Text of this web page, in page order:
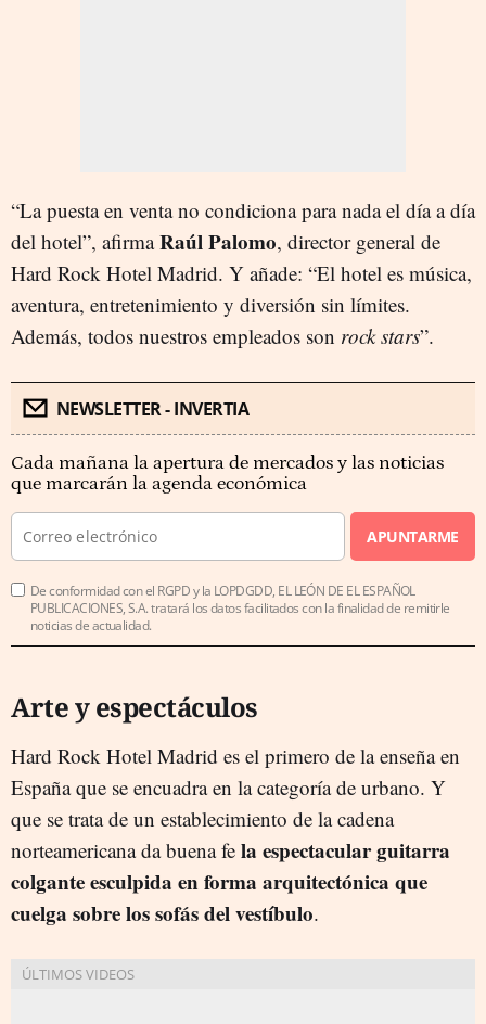
“La puesta en venta no condiciona para nada el día a día
del hotel”, afirmaRaúl Palomo, director general de
Hard Rock Hotel Madrid. Y añade: “El hotel es música,
aventura, entretenimiento y diversión sin límites.
Además, todos nuestros empleados son rock stars”.
NEWSLETTER - INVERTIA
Cada mañana la apertura de mercados y las noticias
que marcarán la agenda económica
APUNTARME
De conformidad con el RGPD y la LOPDGDD, EL LEÓN DE EL ESPAÑOL
PUBLICACIONES, S.A. tratará los datos facilitados con la finalidad de remitirle
noticias de actualidad.
Arte y espectáculos
Hard Rock Hotel Madrid es el primero de la enseña en
España que se encuadra en la categoría de urbano. Y
que se trata de un establecimiento de la cadena
norteamericana da buena fe la espectacular guitarra
colgante esculpida en forma arquitectónica que
cuelga sobre los sofás del vestíbulo.